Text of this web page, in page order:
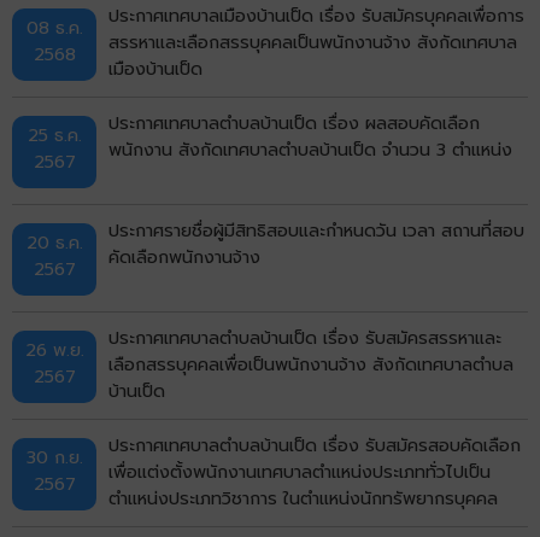
08 ธ.ค.
2568
ประกาศเทศบาลเมืองบ้านเป็ด เรื่อง รับสมัครบุคคลเพื่อการ
สรรหาและเลือกสรรบุคคลเป็นพนักงานจ้าง สังกัดเทศบาล
เมืองบ้านเป็ด
25 ธ.ค.
2567
ประกาศเทศบาลตำบลบ้านเป็ด เรื่อง ผลสอบคัดเลือก
พนักงาน สังกัดเทศบาลตำบลบ้านเป็ด จำนวน 3 ตำแหน่ง
20 ธ.ค.
2567
ประกาศรายชื่อผู้มีสิทธิสอบและกำหนดวัน เวลา สถานที่สอบ
คัดเลือกพนักงานจ้าง
26 พ.ย.
2567
ประกาศเทศบาลตำบลบ้านเป็ด เรื่อง รับสมัครสรรหาและ
เลือกสรรบุคคลเพื่อเป็นพนักงานจ้าง สังกัดเทศบาลตำบล
บ้านเป็ด
30 ก.ย.
2567
ประกาศเทศบาลตำบลบ้านเป็ด เรื่อง รับสมัครสอบคัดเลือก
เพื่อแต่งตั้งพนักงานเทศบาลตำแหน่งประเภททั่วไปเป็น
ตำแหน่งประเภทวิชาการ ในตำแหน่งนักทรัพยากรบุคคล